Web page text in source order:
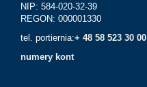
NIP: 584-020-32-39
REGON: 000001330
tel. portiernia:+ 48 58 523 30 00
numery kont